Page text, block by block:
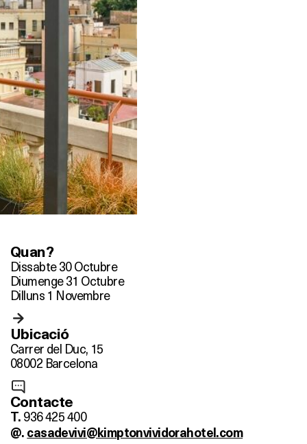
Quan?
Dissabte 30 Octubre
Diumenge 31 Octubre
Dilluns 1 Novembre
Ubicació
Carrer del Duc, 15
08002 Barcelona
Contacte
T. 936 425 400
@. casadevivi@kimptonvividorahotel.com